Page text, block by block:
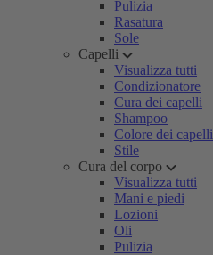
Pulizia
Rasatura
Sole
Capelli
Visualizza tutti
Condizionatore
Cura dei capelli
Shampoo
Colore dei capelli
Stile
Cura del corpo
Visualizza tutti
Mani e piedi
Lozioni
Oli
Pulizia